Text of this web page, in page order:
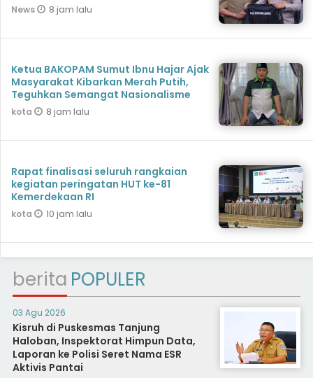
News 8 jam lalu
Ketua BAKOPAM Sumut Ibnu Hajar Ajak
Masyarakat Kibarkan Merah Putih,
Teguhkan Semangat Nasionalisme
kota 8 jam lalu
Rapat finalisasi seluruh rangkaian
kegiatan peringatan HUT ke-81
Kemerdekaan RI
kota 10 jam lalu
berita POPULER
03 Agu 2026
Kisruh di Puskesmas Tanjung
Haloban, Inspektorat Himpun Data,
Laporan ke Polisi Seret Nama ESR
Aktivis Pantai